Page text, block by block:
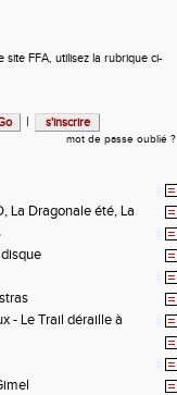
FFA, utilisez la rubrique ci-
|
mot de passe oublié ?
La Dragonale été, La
- Le Trail déraille à
de Vichy - Trail